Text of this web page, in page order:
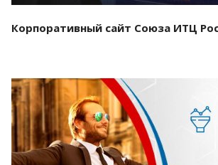
Корпоративный сайт Союза ИТЦ